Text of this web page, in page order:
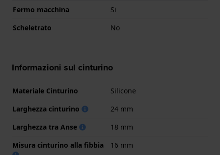
Fermo macchina
Si
Scheletrato
No
Informazioni sul cinturino
Materiale Cinturino
Silicone
Larghezza cinturino
24 mm
Larghezza tra Anse
18 mm
Misura cinturino alla fibbia
16 mm